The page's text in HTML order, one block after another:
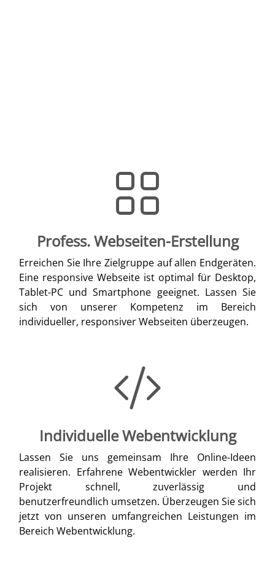
Profess. Webseiten-Erstellung
Erreichen Sie Ihre Zielgruppe auf allen Endgeräten.
Eine responsive Webseite ist optimal für Desktop,
Tablet-PC und Smartphone geeignet. Lassen Sie
sich von unserer Kompetenz im Bereich
individueller, responsiver Webseiten überzeugen.
Individuelle Webentwicklung
Lassen Sie uns gemeinsam Ihre Online-Ideen
realisieren. Erfahrene Webentwickler werden Ihr
Projekt schnell, zuverlässig und
benutzerfreundlich umsetzen. Überzeugen Sie sich
jetzt von unseren umfangreichen Leistungen im
Bereich Webentwicklung.